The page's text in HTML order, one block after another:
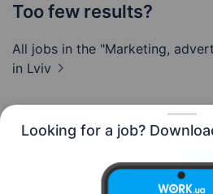
Looking for a job?
Too few results?
All jobs in the "Marketing,
in Lviv